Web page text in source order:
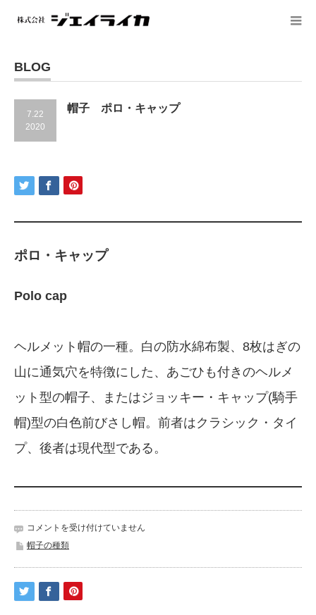
BLOG
7.22
2020
帽子 ポロ・キャップ
ポロ・キャップ
Polo cap
ヘルメット帽の一種。白の防水綿布製、8枚はぎの
山に通気穴を特徴にした、あごひも付きのヘルメ
ット型の帽子、またはジョッキー・キャップ(騎手
帽)型の白色前びさし帽。前者はクラシック・タイ
プ、後者は現代型である。
帽
子
ロ・
キ
ャ
コメントを受け付けていません
帽子の種類